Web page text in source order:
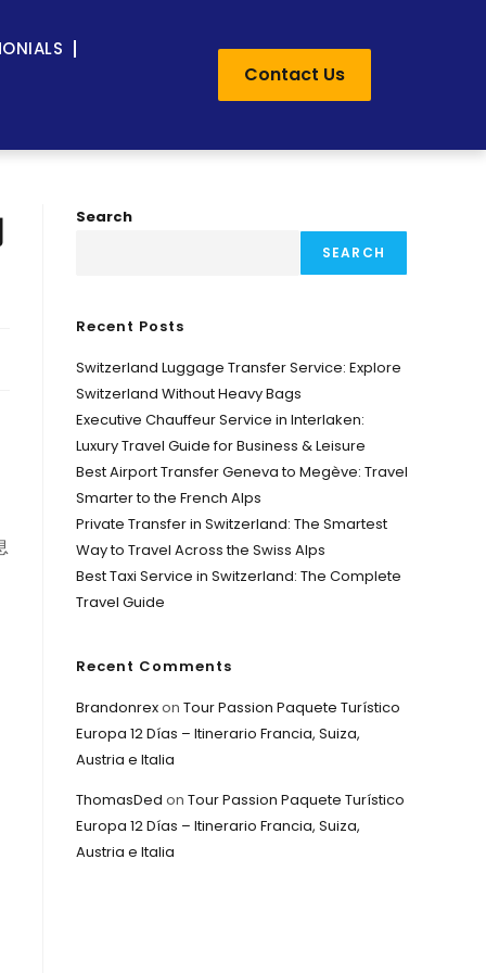
Contact Us
Search
SEARCH
Recent Posts
Switzerland Luggage Transfer Service: Explore
Switzerland Without Heavy Bags
Executive Chauffeur Service in Interlaken:
Luxury Travel Guide for Business & Leisure
Best Airport Transfer Geneva to Megève: Travel
Smarter to the French Alps
Private Transfer in Switzerland: The Smartest
Way to Travel Across the Swiss Alps
Best Taxi Service in Switzerland: The Complete
Travel Guide
Recent Comments
Brandonrexon Tour Passion Paquete Turístico
Europa 12 Días – Itinerario Francia, Suiza,
Austria e Italia
ThomasDed on Tour Passion Paquete Turístico
Europa 12 Días – Itinerario Francia, Suiza,
Austria e Italia